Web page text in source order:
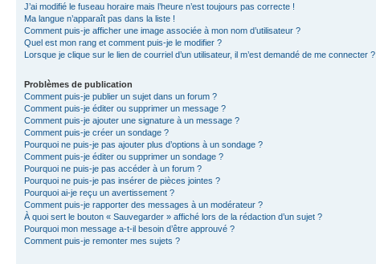
J’ai modifié le fuseau horaire mais l’heure n’est toujours pas correcte !
Ma langue n’apparaît pas dans la liste !
Comment puis-je afficher une image associée à mon nom d’utilisateur ?
Quel est mon rang et comment puis-je le modifier ?
Lorsque je clique sur le lien de courriel d’un utilisateur, il m’est demandé de me connecter ?
Problèmes de publication
Comment puis-je publier un sujet dans un forum ?
Comment puis-je éditer ou supprimer un message ?
Comment puis-je ajouter une signature à un message ?
Comment puis-je créer un sondage ?
Pourquoi ne puis-je pas ajouter plus d’options à un sondage ?
Comment puis-je éditer ou supprimer un sondage ?
Pourquoi ne puis-je pas accéder à un forum ?
Pourquoi ne puis-je pas insérer de pièces jointes ?
Pourquoi ai-je reçu un avertissement ?
Comment puis-je rapporter des messages à un modérateur ?
À quoi sert le bouton « Sauvegarder » affiché lors de la rédaction d’un sujet ?
Pourquoi mon message a-t-il besoin d’être approuvé ?
Comment puis-je remonter mes sujets ?